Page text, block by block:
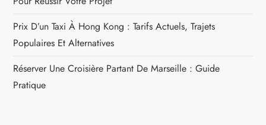
Prix D’un Taxi À Hong Kong : Tarifs Actuels, Trajets
Populaires Et Alternatives
Réserver Une Croisière Partant De Marseille : Guide
Pratique